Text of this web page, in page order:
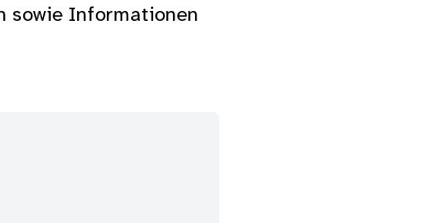
sowie Informationen